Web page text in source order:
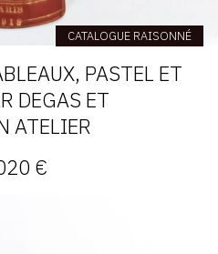
CATALOGUE RAISONNÉ
PASTEL ET
DEGAS ET
ATELIER
€